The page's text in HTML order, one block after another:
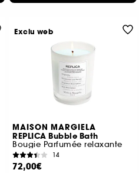
MAISON MARGIELA
REPLICA Bubble Bath
Bougie Parfumée relaxante
14
72,00€
Exclu web